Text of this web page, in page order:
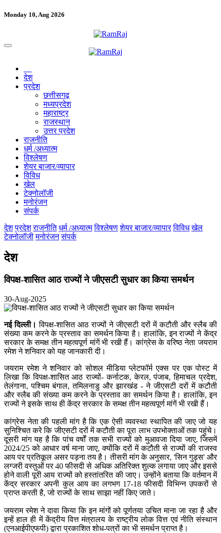
Monday 10, Aug 2026
देश
प्रदेश
छत्तीसगढ़
मध्यप्रदेश
महाराष्ट्र
राजस्थान
उत्तर प्रदेश
राजनीति
धर्म /अध्यात्म
विश्लेषण
शेयर बाजार/व्यापार
विविध
खेल
टेक्नोलॉजी
मनोरंजन
संपर्क
देश प्रदेश राजनीति धर्म /अध्यात्म विश्लेषण शेयर बाजार/व्यापार विविध खेल
टेक्नोलॉजी मनोरंजन संपर्क
देश
विपक्ष-शासित आठ राज्यों ने जीएसटी सुधार का किया समर्थन
30-Aug-2025
नई दिल्ली। विपक्ष-शासित आठ राज्यों ने जीएसटी दरों में कटौती और स्लैब की
संख्या कम करने के प्रस्ताव का समर्थन किया है। हालांकि, इन राज्यों ने केंद्र
सरकार के समक्ष तीन महत्वपूर्ण मांगें भी रखी हैं। कांग्रेस के वरिष्ठ नेता जयराम
रमेश ने शनिवार को यह जानकारी दी।
जयराम रमेश ने शनिवार को सोशल मीडिया प्लेटफॉर्म एक्स पर एक पोस्ट में
लिखा कि विपक्ष-शासित आठ राज्यों- कर्नाटक, केरल, पंजाब, हिमाचल प्रदेश,
तेलंगाना, पश्चिम बंगाल, तमिलनाडु और झारखंड - ने जीएसटी दरों में कटौती
और स्लैब की संख्या कम करने के प्रस्ताव का समर्थन किया है। हालांकि, इन
राज्यों ने इसके साथ ही केंद्र सरकार के समक्ष तीन महत्वपूर्ण मांगें भी रखी हैं।
कांग्रेस नेता की पहली मांग है कि एक ऐसी व्यवस्था स्थापित की जाए जो यह
सुनिश्चित करे कि जीएसटी दरों में कटौती का पूरा लाभ उपभोक्ताओं तक पहुंचे।
दूसरी मांग यह है कि पांच वर्षों तक सभी राज्यों को मुआवजा दिया जाए, जिसमें
2024/25 को आधार वर्ष माना जाए, क्योंकि दरों में कटौती से राज्यों की राजस्व
आय पर प्रतिकूल असर पड़ना तय है। तीसरी मांग के अनुसार, 'सिन गुड्स' और
लग्जरी वस्तुओं पर 40 फीसदी से अधिक अतिरिक्त शुल्क लगाया जाए और इससे
होने वाली पूरी आय राज्यों को हस्तांतरित की जाए। उन्होंने बताया कि वर्तमान में
केंद्र सरकार अपनी कुल आय का लगभग 17-18 फीसदी विभिन्न उपकरों से
प्राप्त करती है, जो राज्यों के साथ साझा नहीं किए जाते।
जयराम रमेश ने दावा किया कि इन मांगों को पूर्णतया उचित माना जा रहा है और
इन्हें हाल ही में केंद्रीय वित्त मंत्रालय के राष्ट्रीय लोक वित्त एवं नीति संस्थान
(एनआईपीएफपी) द्वारा प्रकाशित शोध-पत्रों का भी समर्थन प्राप्त है।